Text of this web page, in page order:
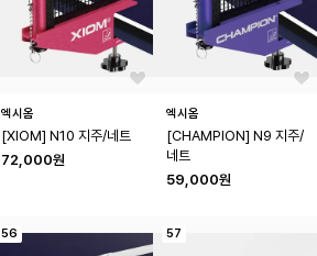
엑시옴
[XIOM] N10 지주/네트
72,000원
엑시옴
[CHAMPION] N9 지주/
네트
59,000원
56 57